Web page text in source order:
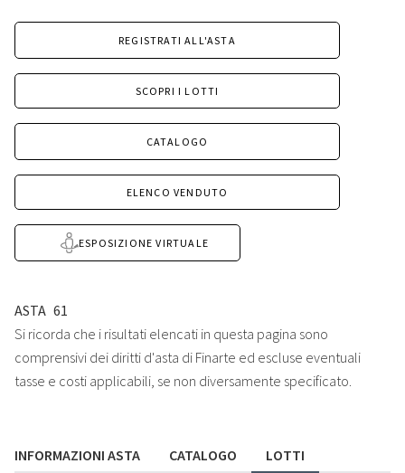
REGISTRATI ALL'ASTA
SCOPRI I LOTTI
CATALOGO
ELENCO VENDUTO
ESPOSIZIONE VIRTUALE
ASTA 61
Si ricorda che i risultati elencati in questa pagina sono
comprensivi dei diritti d'asta di Finarte ed escluse eventuali
tasse e costi applicabili, se non diversamente specificato.
INFORMAZIONI ASTA CATALOGO LOTTI